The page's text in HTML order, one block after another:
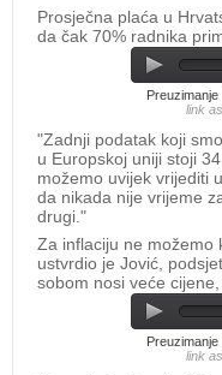
Prosječna plaća u
da čak 70% radnika
Preuzimanje
link
"Zadnji podatak koji
u Europskoj uniji stoji
možemo uvijek vrijediti
da nikada nije vrijeme
drugi."
Za inflaciju ne možemo
ustvrdio je Jović,
sobom nosi veće
Preuzimanje
link